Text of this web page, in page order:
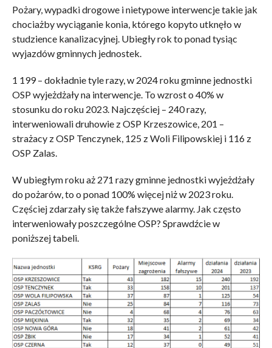
Pożary, wypadki drogowe i nietypowe interwencje takie jak
chociażby wyciąganie konia, którego kopyto utknęło w
studzience kanalizacyjnej. Ubiegły rok to ponad tysiąc
wyjazdów gminnych jednostek.
1 199 – dokładnie tyle razy, w 2024 roku gminne jednostki
OSP wyjeżdżały na interwencje. To wzrost o 40% w
stosunku do roku 2023. Najczęściej – 240 razy,
interweniowali druhowie z OSP Krzeszowice, 201 –
strażacy z OSP Tenczynek, 125 z Woli Filipowskiej i 116 z
OSP Zalas.
W ubiegłym roku aż 271 razy gminne jednostki wyjeżdżały
do pożarów, to o ponad 100% więcej niż w 2023 roku.
Częściej zdarzały się także fałszywe alarmy. Jak często
interweniowały poszczególne OSP? Sprawdźcie w
poniższej tabeli.